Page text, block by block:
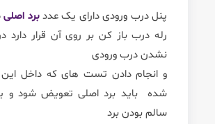
پنل درب ورودی دارای یک عددبرد اصلی
رله درب باز کن بر روی آن قرار دارد
نشدن درب ورودی
و انجام دادن تست های که داخل این
شده باید برد اصلی تعویض شود و
سالم بودن برد